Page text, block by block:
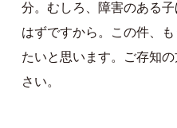
分。むしろ、障害のある
はずですから。この件、
たいと思います。ご存知
さい。